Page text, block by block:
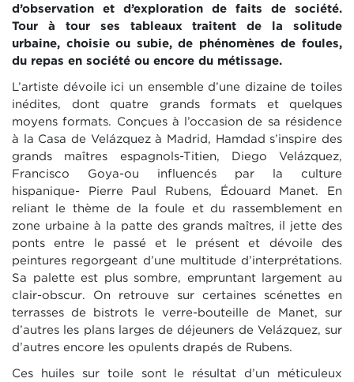
d’observation et d’exploration de faits de société.
Tour à tour ses tableaux traitent de la solitude
urbaine, choisie ou subie, de phénomènes de foules,
du repas en société ou encore du métissage.
L’artiste dévoile ici un ensemble d’une dizaine de toiles
inédites, dont quatre grands formats et quelques
moyens formats. Conçues à l’occasion de sa résidence
à la Casa de Velázquez à Madrid, Hamdad s’inspire des
grands maîtres espagnols-Titien, Diego Velázquez,
Francisco Goya-ou influencés par la culture
hispanique- Pierre Paul Rubens, Édouard Manet. En
reliant le thème de la foule et du rassemblement en
zone urbaine à la patte des grands maîtres, il jette des
ponts entre le passé et le présent et dévoile des
peintures regorgeant d’une multitude d’interprétations.
Sa palette est plus sombre, empruntant largement au
clair-obscur. On retrouve sur certaines scénettes en
terrasses de bistrots le verre-bouteille de Manet, sur
d’autres les plans larges de déjeuners de Velázquez, sur
d’autres encore les opulents drapés de Rubens.
Ces huiles sur toile sont le résultat d’un méticuleux